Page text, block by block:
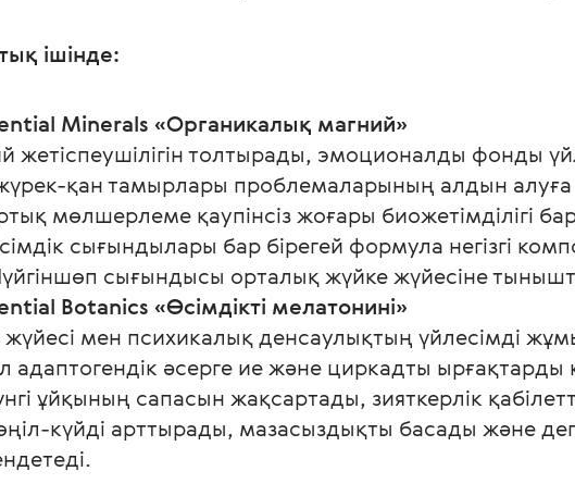
ішінде:
Minerals «Органикалық магний»
жетіспеушілігін толтырады, эмоционалды фонды
қан тамырлары проблемаларының алдын алуға
мөлшерлеме қаупінсіз жоғары биожетімділігі
сығындылары бар бірегей формула негізгі
сығындысы орталық жүйке жүйесіне
Botanics «Өсімдікті мелатонині»
мен психикалық денсаулықтың үйлесімді
адаптогендік әсерге ие және циркадты ырғақтарды
ұйқының сапасын жақсартады, зияткерлік
күйді арттырады, мазасыздықты басады және